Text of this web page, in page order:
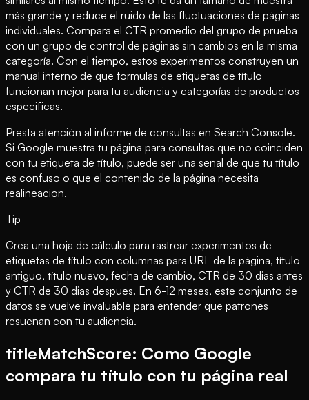
más grande y reduce el ruido de las fluctuaciones de páginas
individuales. Compara el CTR promedio del grupo de prueba
con un grupo de control de páginas sin cambios en la misma
categoría. Con el tiempo, estos experimentos construyen un
manual interno de que formulas de etiquetas de título
funcionan mejor para tu audiencia y categorías de productos
especificas.
Presta atención al informe de consultas en Search Console.
Si Google muestra tu página para consultas que no coinciden
con tu etiqueta de título, puede ser una senal de que tu título
es confuso o que el contenido de la página necesita
realineacion.
Tip
Crea una hoja de cálculo para rastrear experimentos de
etiquetas de título con columnas para URL de la página, título
antiguo, título nuevo, fecha de cambio, CTR de 30 dias antes
y CTR de 30 dias despues. En 6-12 meses, este conjunto de
datos se vuelve invaluable para entender que patrones
resuenan con tu audiencia.
titleMatchScore: Como Google
compara tu título con tu página real